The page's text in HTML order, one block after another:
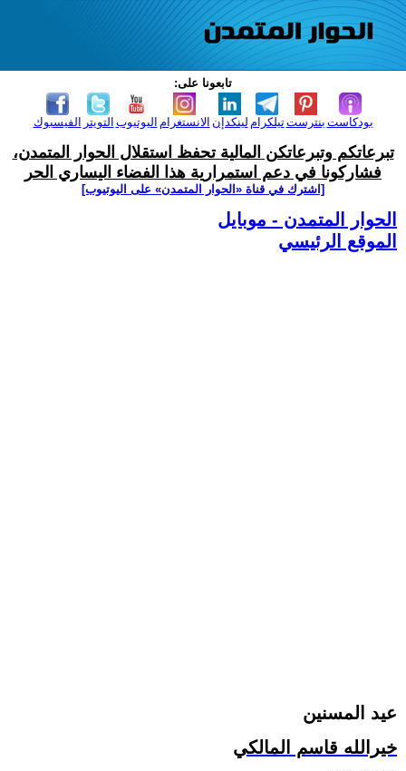
تابعونا على:
الفيسبوك التويتر اليوتيوب الانستغرام لينكدإن تيلكرامبنترست بودكاست
تبرعاتكم وتبرعاتكن المالية تحفظ استقلال الحوار المتمدن،
فشاركونا في دعم استمرارية هذا الفضاء اليساري الحر
[اشترك في قناة ‫«الحوار المتمدن» على اليوتيوب]
الحوار المتمدن - موبايل
الموقع الرئيسي
عيد المسنين
خيرالله قاسم المالكي